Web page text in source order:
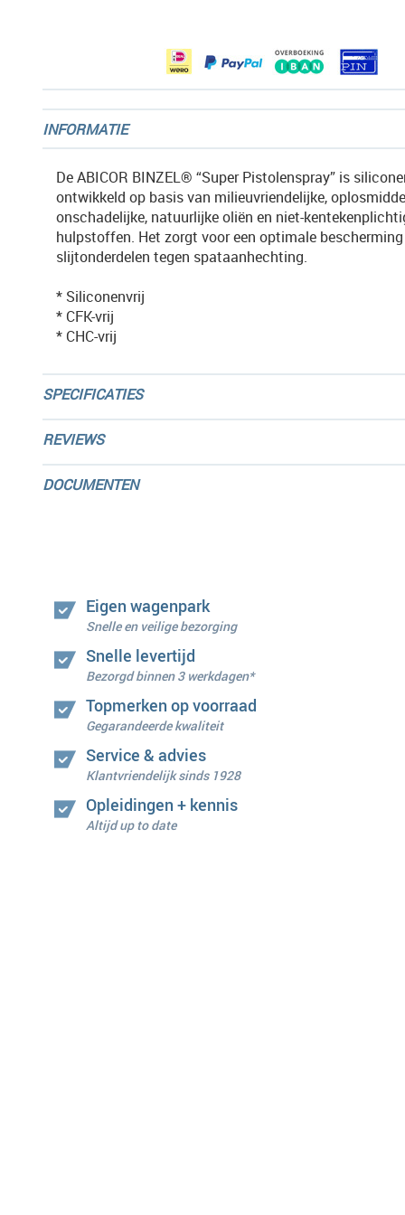
INFORMATIE
De ABICOR BINZEL® “Super Pistolenspray” is
ontwikkeld op basis van milieuvriendelijke,
onschadelijke, natuurlijke oliën en niet-
hulpstoffen. Het zorgt voor een optimale
slijtonderdelen tegen spataanhechting.
* Siliconenvrij
* CFK-vrij
* CHC-vrij
SPECIFICATIES
REVIEWS
DOCUMENTEN
Eigen wagenpark
Snelle en veilige bezorging
Snelle levertijd
Bezorgd binnen 3 werkdagen*
Topmerken op voorraad
Gegarandeerde kwaliteit
Service & advies
Klantvriendelijk sinds 1928
Opleidingen + kennis
Altijd up to date